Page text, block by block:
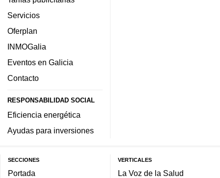
Servicios
Oferplan
INMOGalia
Eventos en Galicia
Contacto
RESPONSABILIDAD SOCIAL
Eficiencia energética
Ayudas para inversiones
SECCIONES
Portada
VERTICALES
La Voz de la Salud